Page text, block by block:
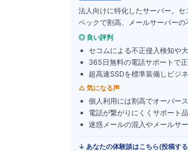
法人向けに特化したサーバー。
ペックで割高、メールサーバーの
◎ 良い評判
セコムによる不正侵入検知や
365日無料の電話サポートで
超高速SSDを標準装備しビジ
△ 気になる声
個人利用には割高でオーバー
電話が繋がりにくくサポート
迷惑メールの混入やメールサ
↓ あなたの体験談はこちら(投稿す